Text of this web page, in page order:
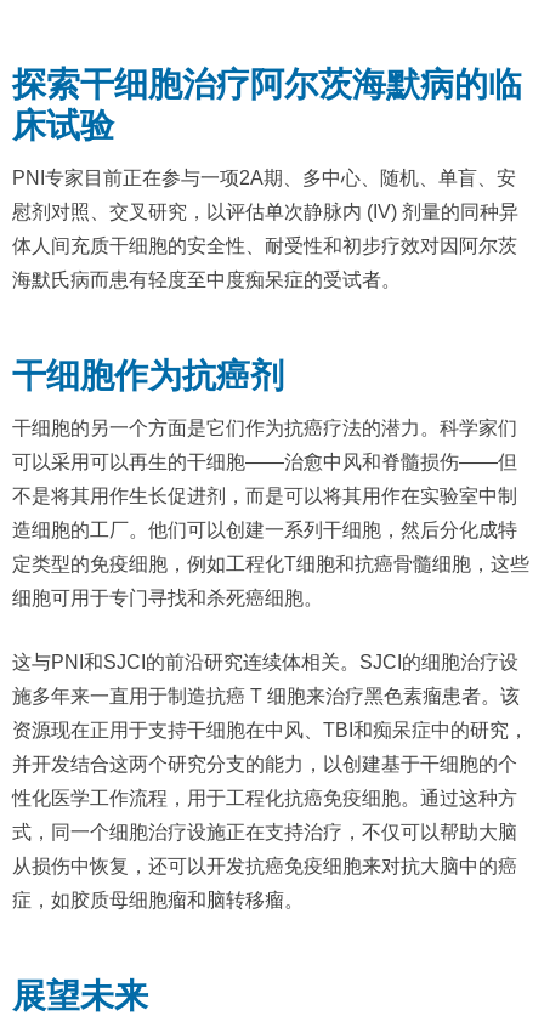
探索干细胞治疗阿尔茨海默病的临
床试验
PNI专家目前正在参与一项2A期、多中心、随机、单盲、安
慰剂对照、交叉研究，以评估单次静脉内 (IV) 剂量的同种异
体人间充质干细胞的安全性、耐受性和初步疗效对因阿尔茨
海默氏病而患有轻度至中度痴呆症的受试者。
干细胞作为抗癌剂
干细胞的另一个方面是它们作为抗癌疗法的潜力。科学家们
可以采用可以再生的干细胞——治愈中风和脊髓损伤——但
不是将其用作生长促进剂，而是可以将其用作在实验室中制
造细胞的工厂。他们可以创建一系列干细胞，然后分化成特
定类型的免疫细胞，例如工程化T细胞和抗癌骨髓细胞，这些
细胞可用于专门寻找和杀死癌细胞。
这与PNI和SJCI的前沿研究连续体相关。SJCI的细胞治疗设
施多年来一直用于制造抗癌 T 细胞来治疗黑色素瘤患者。该
资源现在正用于支持干细胞在中风、TBI和痴呆症中的研究，
并开发结合这两个研究分支的能力，以创建基于干细胞的个
性化医学工作流程，用于工程化抗癌免疫细胞。通过这种方
式，同一个细胞治疗设施正在支持治疗，不仅可以帮助大脑
从损伤中恢复，还可以开发抗癌免疫细胞来对抗大脑中的癌
症，如胶质母细胞瘤和脑转移瘤。
展望未来